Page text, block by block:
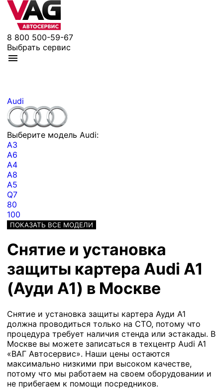
8 800 500-59-67
Выбрать сервис
Audi
Выберите модель Audi:
A3
A6
A4
A8
A5
Q7
80
100
ПОКАЗАТЬ ВСЕ МОДЕЛИ
Снятие и установка
защиты картера Audi A1
(Ауди А1) в Москве
Снятие и установка защиты картера Ауди A1
должна проводиться только на СТО, потому что
процедура требует наличия стенда или эстакады. В
Москве вы можете записаться в техцентр Audi A1
«ВАГ Автосервис». Наши цены остаются
максимально низкими при высоком качестве,
потому что мы работаем на своем оборудовании и
не прибегаем к помощи посредников.